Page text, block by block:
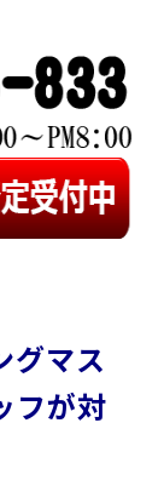
グマス
フが対